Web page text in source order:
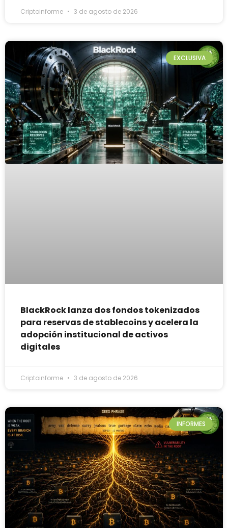
Criptoinforme 3 de agosto de 2026
EXCLUSIVA
BlackRock lanza dos fondos tokenizados
para reservas de stablecoins y acelera la
adopción institucional de activos
digitales
Criptoinforme 3 de agosto de 2026
INFORMES